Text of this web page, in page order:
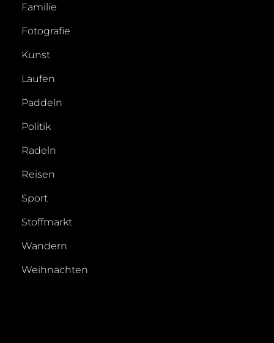
Familie
Fotografie
Kunst
Laufen
Paddeln
Politik
Radeln
Reisen
Sport
Stoffmarkt
Wandern
Weihnachten